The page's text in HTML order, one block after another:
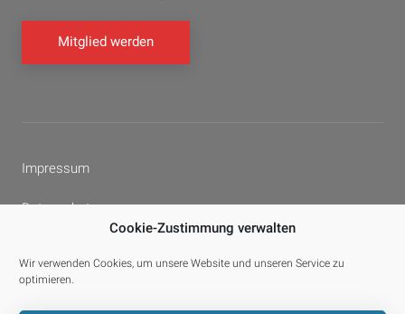
Cookie-Zustimmung verwalten
Wir verwenden Cookies, um unsere Website und unseren Service zu
optimieren.
Mitglied werden
Impressum
Datenschutz